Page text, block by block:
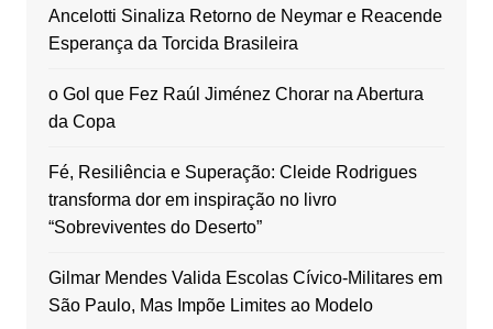
Ancelotti Sinaliza Retorno de Neymar e Reacende
Esperança da Torcida Brasileira
o Gol que Fez Raúl Jiménez Chorar na Abertura
da Copa
Fé, Resiliência e Superação: Cleide Rodrigues
transforma dor em inspiração no livro
“Sobreviventes do Deserto”
Gilmar Mendes Valida Escolas Cívico-Militares em
São Paulo, Mas Impõe Limites ao Modelo